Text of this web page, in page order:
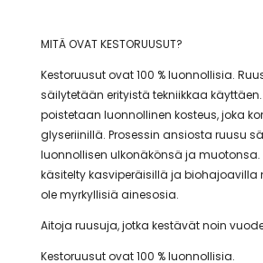
MITÄ OVAT KESTORUUSUT?
Kestoruusut ovat 100 % luonnollisia.
säilytetään erityistä tekniikkaa
poistetaan luonnollinen kosteus, joka
glyseriinillä. Prosessin ansiosta ruusu
luonnollisen ulkonäkönsä ja muotonsa.
käsitelty kasviperäisillä ja biohajoavilla
ole myrkyllisiä ainesosia.
Aitoja ruusuja, jotka kestävät noin
Kestoruusut ovat 100 % luonnollisia.